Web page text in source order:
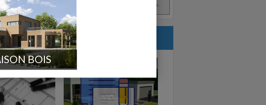
53 1 NC - (68) Pas d'avis.
:
BOIS